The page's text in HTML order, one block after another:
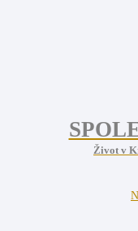
Život v